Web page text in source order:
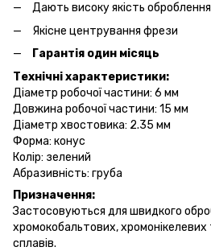
Дають високу якість оброблення
Якісне центрування фрези
Гарантія один місяць
Технічні характеристики:
Діаметр робочої частини: 6 мм
Довжина робочої частини: 15 мм
Діаметр хвостовика: 2.35 мм
Форма: конус
Колір: зелений
Абразивність: груба
Призначення:
Застосовуються для швидкого
хромокобальтових, хромонікелевих
сплавів.